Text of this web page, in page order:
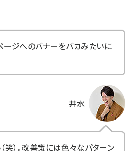
ージへのバナーをバカみたいに
井水
笑）。改善策には色々なパターン